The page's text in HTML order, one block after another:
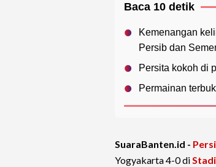
Baca 10 detik
Kemenangan
Persib dan
Persita kokoh di
Permainan
SuaraBanten.id -
Yogyakarta 4-0 di